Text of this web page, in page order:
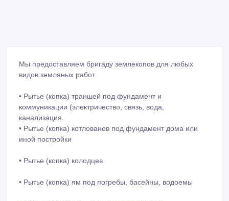
Мы предоставляем бригаду землекопов для любых
видов земляных работ
• Рытье (копка) траншей под фундамент и
коммуникации (электричество, связь, вода,
канализация.
• Рытье (копка) котлованов под фундамент дома или
иной постройки
• Рытье (копка) колодцев
• Рытье (копка) ям под погребы, басейны, водоемы